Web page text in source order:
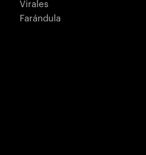
Virales
Farándula